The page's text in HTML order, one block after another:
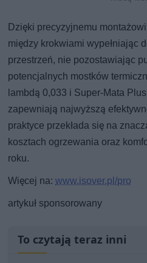
Dzięki precyzyjnemu
między krokwiami wypełniając
przestrzeń, nie pozostawiając
potencjalnych mostków
lambdą 0,033 i Super-Mata
zapewniają najwyższą
praktyce przekłada się na
kosztach ogrzewania oraz
roku.
Więcej na:www.isover.pl/pro
artykuł sponsorowany
To czytają teraz inni